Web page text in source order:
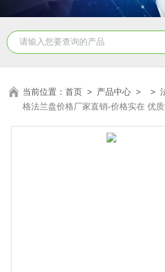
当前位置：首页 > 产品中心 > >
格法兰盘价格厂家直销-价格实在 优